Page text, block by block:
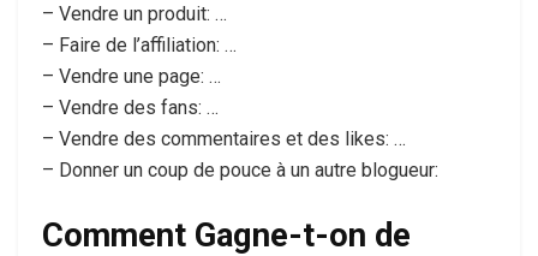
– Vendre un produit: …
– Faire de l’affiliation: …
– Vendre une page: …
– Vendre des fans: …
– Vendre des commentaires et des likes: …
– Donner un coup de pouce à un autre blogueur:
Comment Gagne-t-on de